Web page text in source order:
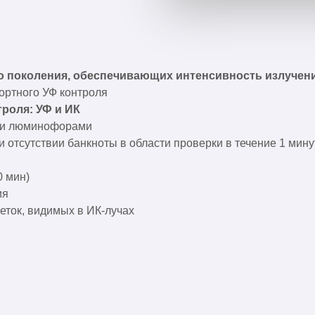
обеспечивающих интенсивность
УФ контроля
УФ и ИК
люминофорами
отсутствии банкноты в области проверки в течение 1
мин)
видимых в ИК-лучах